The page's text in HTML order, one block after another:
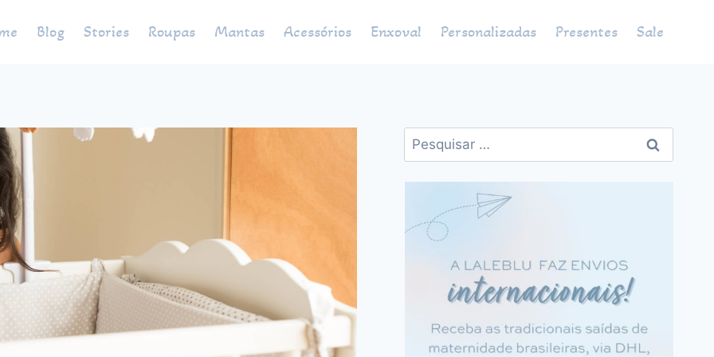
Blog Stories Roupas Mantas Acessórios Enxoval Personalizadas Presentes Sale
Pesquisar
por: